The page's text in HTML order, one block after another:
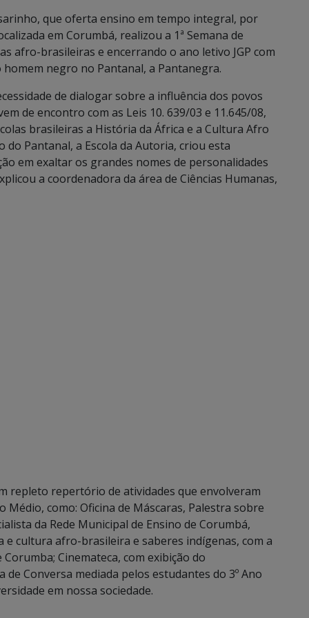
que oferta ensino em tempo integral, por
em Corumbá, realizou a 1ª Semana de
afro-brasileiras e encerrando o ano letivo JGP com
negro no Pantanal, a Pantanegra.
de dialogar sobre a influência dos povos
de encontro com as Leis 10. 639/03 e 11.645/08,
brasileiras a História da África e a Cultura Afro
Pantanal, a Escola da Autoria, criou esta
em exaltar os grandes nomes de personalidades
a coordenadora da área de Ciências Humanas,
repleto repertório de atividades que envolveram
como: Oficina de Máscaras, Palestra sobre
da Rede Municipal de Ensino de Corumbá,
cultura afro-brasileira e saberes indígenas, com a
Cinemateca, com exibição do
Conversa mediada pelos estudantes do 3º Ano
em nossa sociedade.